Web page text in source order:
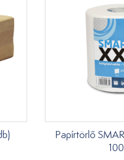
Papírtörlő